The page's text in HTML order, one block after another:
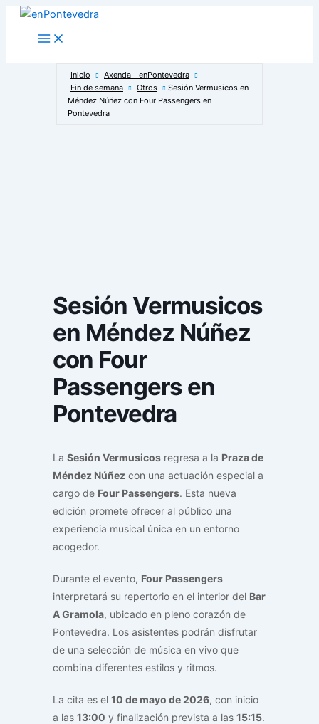
Main
Menu
Inicio
Axenda - enPontevedra
Fin de semana
Otros
Sesión Vermusicos en
Méndez Núñez con Four Passengers en
Pontevedra
Sesión Vermusicos
en Méndez Núñez
con Four
Passengers en
Pontevedra
La Sesión Vermusicos regresa a la Praza de
Méndez Núñez con una actuación especial a
cargo de Four Passengers. Esta nueva
edición promete ofrecer al público una
experiencia musical única en un entorno
acogedor.
Durante el evento, Four Passengers
interpretará su repertorio en el interior del Bar
A Gramola, ubicado en pleno corazón de
Pontevedra. Los asistentes podrán disfrutar
de una selección de música en vivo que
combina diferentes estilos y ritmos.
La cita es el 10 de mayo de 2026, con inicio
a las 13:00 y finalización prevista a las 15:15.